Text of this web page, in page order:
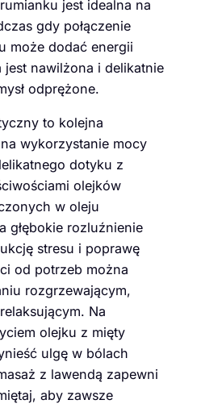
jest idealna na
gdy połączenie
może dodać energii
jest nawilżona i delikatnie
odprężone.
to kolejna
wykorzystanie mocy
dotyku z
olejków
w oleju
głębokie rozluźnienie
stresu i poprawę
od potrzeb można
rozgrzewającym,
Na
olejku z mięty
ulgę w bólach
z lawendą zapewni
aby zawsze